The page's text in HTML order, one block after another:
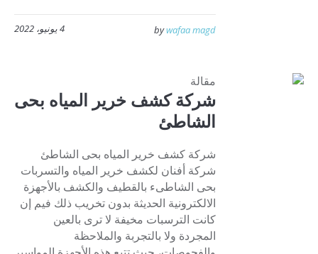
4 يونيو، 2022 bywafaa magd
مقالة
شركة كشف خرير المياه بحى
الشاطئ
شركة كشف خرير المياه بحى الشاطئ
شركة أفنان لكشف خرير المياه والتسربات
بحى الشاطىء بالقطيف والكشف بالأجهزة
الالكترونية الحديثة بدون تخريب ذلك فيم إن
كانت الترسبات مخيفة لا ترى بالعين
المجردة ولا بالتجربة والملاحظة